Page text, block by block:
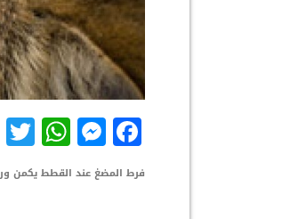
Facebook
فرط المضغ عند القطط يكمن